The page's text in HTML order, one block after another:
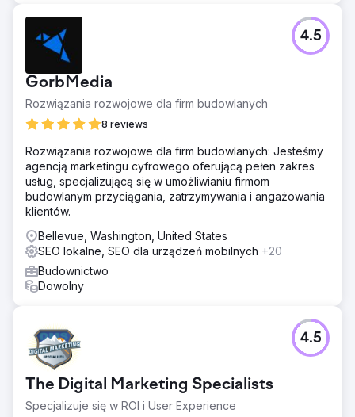
Wyniki
Nasz ostateczny wynik jest taki, że cała treść witryny jest
unikalna i nie zawiera żadnych dwulicowości. Zgodnie z
potrzebami klienta witryna rozpoczęła ranking pod kątem
niektórych najważniejszych słów kluczowych, a
County i Mamaroneck znalazły się na czterech
pierwszych pozycjach.
Przejdź do strony agencji
GorbMedia
Rozwiązania rozwojowe dla firm budowlanych
8 reviews
4.5
Rozwiązania rozwojowe dla firm budowlanych: Jesteśmy
agencją marketingu cyfrowego oferującą pełen zakres
usług, specjalizującą się w umożliwianiu firmom
budowlanym przyciągania, zatrzymywania i angażowania
klientów.
Bellevue, Washington, United States
SEO lokalne, SEO dla urządzeń mobilnych +20
Budownictwo
Dowolny
The Digital Marketing Specialists
Specjalizuje się w ROI i User Experience
4.5